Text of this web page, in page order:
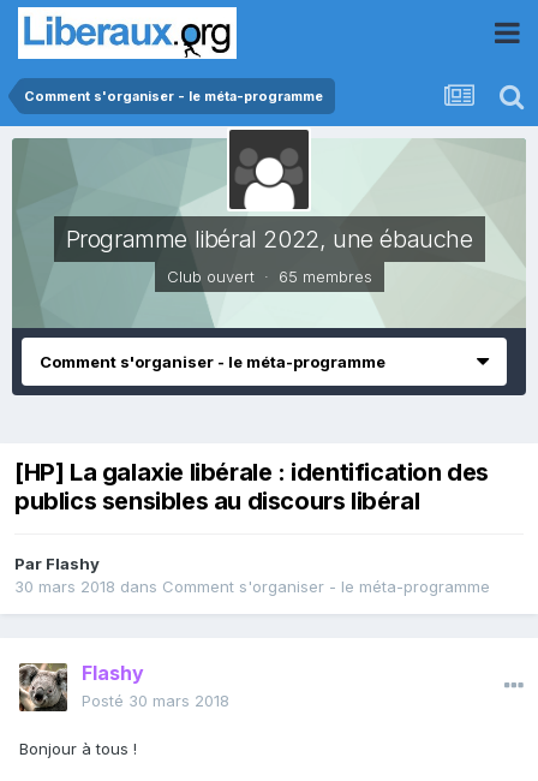
Comment s'organiser - le méta-programme
Programme libéral 2022, une ébauche
Club ouvert · 65 membres
Comment s'organiser - le méta-programme
[HP] La galaxie libérale : identification des
publics sensibles au discours libéral
Par Flashy
30 mars 2018 dans Comment s'organiser - le méta-programme
Flashy
Posté 30 mars 2018
Bonjour à tous !